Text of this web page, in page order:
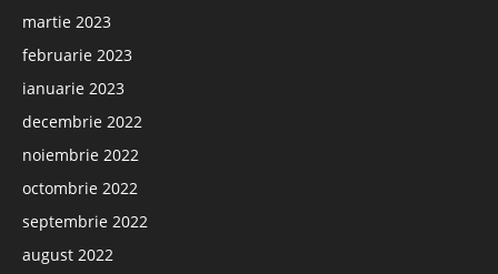
martie 2023
februarie 2023
ianuarie 2023
decembrie 2022
noiembrie 2022
octombrie 2022
septembrie 2022
august 2022